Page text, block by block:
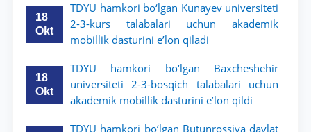
18
Okt
TDYU hamkori bo‘lgan Kunayev universiteti
2-3-kurs talabalari uchun akademik
mobillik dasturini e’lon qiladi
18
Okt
TDYU hamkori bo‘lgan Baxcheshehir
universiteti 2-3-bosqich talabalari uchun
akademik mobillik dasturini e’lon qildi
TDYU hamkori bo‘lgan Butunrossiya davlat